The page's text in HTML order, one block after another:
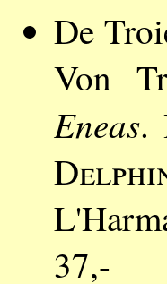
De
Von
Eneas.
37,-